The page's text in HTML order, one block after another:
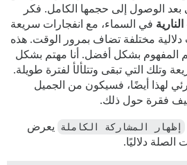
الوصول إلى حجمها الكامل. فكر
في السماء، مع انفجارات سريعة
مختلفة تضاف بمرور الوقت. هذه
المفهوم بشكل أفضل. أنا مهتم بشكل
وتلك التي تبقى وتتلألأ لفترة طويلة.
لهذا أيضًا، فسيكون من الجميل
فقرة حول ذلك.
إظهار المشاركة الكاملة يعرض
دلاليًا.